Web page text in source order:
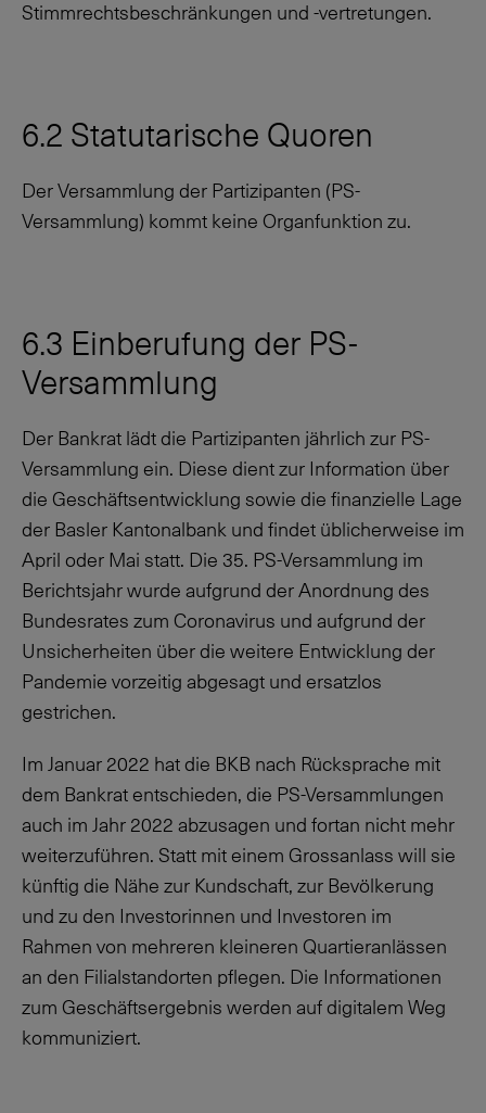
Stimmrechtsbeschränkungen und -vertretungen.
6.2 Statutarische Quoren
Der Versammlung der Partizipanten (PS-
Versammlung) kommt keine Organfunktion zu.
6.3 Einberufung der PS-
Versammlung
Der Bankrat lädt die Partizipanten jährlich zur PS-
Versammlung ein. Diese dient zur Information über
die Geschäftsentwicklung sowie die finanzielle Lage
der Basler Kantonalbank und findet üblicherweise im
April oder Mai statt. Die 35. PS-Versammlung im
Berichtsjahr wurde aufgrund der Anordnung des
Bundesrates zum Coronavirus und aufgrund der
Unsicherheiten über die weitere Entwicklung der
Pandemie vorzeitig abgesagt und ersatzlos
gestrichen.
Im Januar 2022 hat die BKB nach Rücksprache mit
dem Bankrat entschieden, die PS-Versammlungen
auch im Jahr 2022 abzusagen und fortan nicht mehr
weiterzuführen. Statt mit einem Grossanlass will sie
künftig die Nähe zur Kundschaft, zur Bevölkerung
und zu den Investorinnen und Investoren im
Rahmen von mehreren kleineren Quartieranlässen
an den Filialstandorten pflegen. Die Informationen
zum Geschäftsergebnis werden auf digitalem Weg
kommuniziert.